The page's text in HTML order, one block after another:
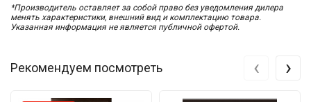
*Производитель оставляет за собой право без уведомления дилера
менять характеристики, внешний вид и комплектацию товара.
Указанная информация не является публичной офертой.
Рекомендуем посмотреть ‹ ›